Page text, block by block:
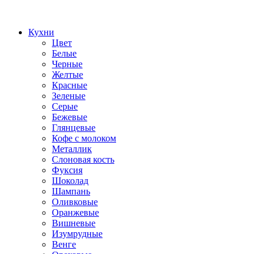
Кухни
Цвет
Белые
Черные
Желтые
Красные
Зеленые
Серые
Бежевые
Глянцевые
Кофе с молоком
Металлик
Слоновая кость
Фуксия
Шоколад
Шампань
Оливковые
Оранжевые
Вишневые
Изумрудные
Венге